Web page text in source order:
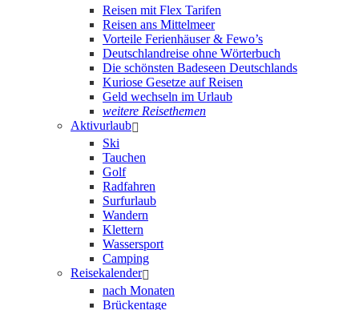
Reisen mit Flex Tarifen
Reisen ans Mittelmeer
Vorteile Ferienhäuser & Fewo’s
Deutschlandreise ohne Wörterbuch
Die schönsten Badeseen Deutschlands
Kuriose Gesetze auf Reisen
Geld wechseln im Urlaub
weitere Reisethemen
Aktivurlaub
Ski
Tauchen
Golf
Radfahren
Surfurlaub
Wandern
Klettern
Wassersport
Camping
Reisekalender
nach Monaten
Brückentage